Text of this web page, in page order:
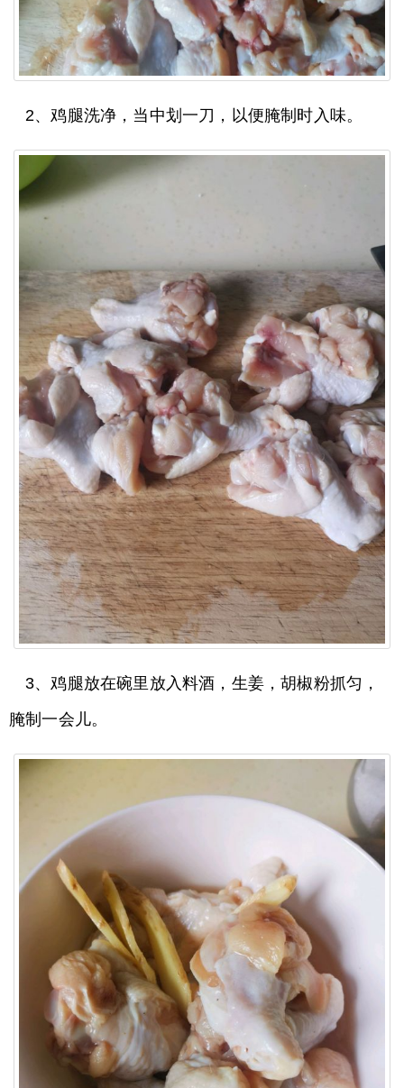
2、鸡腿洗净，当中划一刀，以便腌制时入味。
3、鸡腿放在碗里放入料酒，生姜，胡椒粉抓匀，
腌制一会儿。